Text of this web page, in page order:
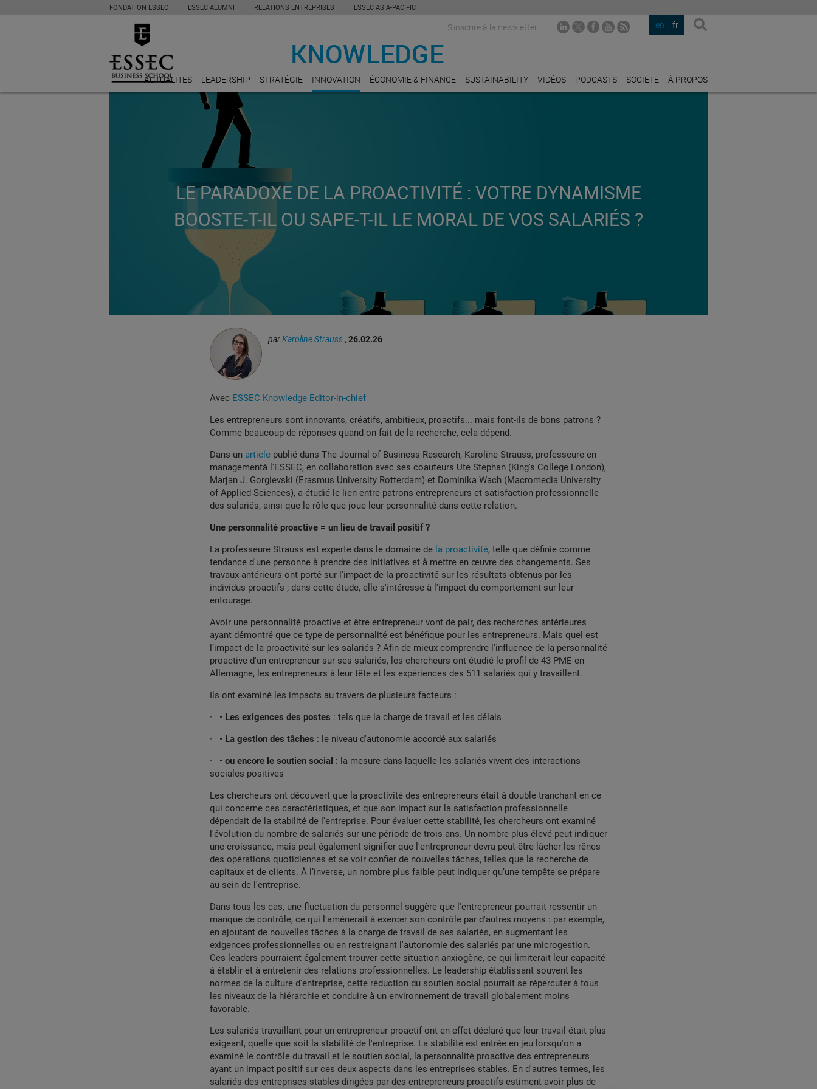
FONDATION ESSEC ESSEC ALUMNI RELATIONS ENTREPRISES ESSEC ASIA-PACIFIC
en fr
S'inscrire à la newsletter
ACTUALITÉS LEADERSHIP STRATÉGIE INNOVATION ÉCONOMIE & FINANCE SUSTAINABILITY VIDÉOS PODCASTS SOCIÉTÉ À PROPOS
LE PARADOXE DE LA PROACTIVITÉ : VOTRE DYNAMISME
BOOSTE-T-IL OU SAPE-T-IL LE MORAL DE VOS SALARIÉS ?
parKaroline Strauss , 26.02.26
Avec ESSEC Knowledge Editor-in-chief
Les entrepreneurs sont innovants, créatifs, ambitieux, proactifs... mais font-ils de bons patrons ?
Comme beaucoup de réponses quand on fait de la recherche, cela dépend.
Dans un article publié dans The Journal of Business Research, Karoline Strauss, professeure en
managementà l'ESSEC, en collaboration avec ses coauteurs Ute Stephan (King's College London),
Marjan J. Gorgievski (Erasmus University Rotterdam) et Dominika Wach (Macromedia University
of Applied Sciences), a étudié le lien entre patrons entrepreneurs et satisfaction professionnelle
des salariés, ainsi que le rôle que joue leur personnalité dans cette relation.
Une personnalité proactive = un lieu de travail positif ?
La professeure Strauss est experte dans le domaine de la proactivité, telle que définie comme
tendance d'une personne à prendre des initiatives et à mettre en œuvre des changements. Ses
travaux antérieurs ont porté sur l'impact de la proactivité sur les résultats obtenus par les
individus proactifs ; dans cette étude, elle s'intéresse à l'impact du comportement sur leur
entourage.
Avoir une personnalité proactive et être entrepreneur vont de pair, des recherches antérieures
ayant démontré que ce type de personnalité est bénéfique pour les entrepreneurs. Mais quel est
l’impact de la proactivité sur les salariés ? Afin de mieux comprendre l'influence de la personnalité
proactive d'un entrepreneur sur ses salariés, les chercheurs ont étudié le profil de 43 PME en
Allemagne, les entrepreneurs à leur tête et les expériences des 511 salariés qui y travaillent.
Ils ont examiné les impacts au travers de plusieurs facteurs :
· • Les exigences des postes : tels que la charge de travail et les délais
· • La gestion des tâches : le niveau d'autonomie accordé aux salariés
· • ou encore le soutien social : la mesure dans laquelle les salariés vivent des interactions
sociales positives
Les chercheurs ont découvert que la proactivité des entrepreneurs était à double tranchant en ce
qui concerne ces caractéristiques, et que son impact sur la satisfaction professionnelle
dépendait de la stabilité de l'entreprise. Pour évaluer cette stabilité, les chercheurs ont examiné
l'évolution du nombre de salariés sur une période de trois ans. Un nombre plus élevé peut indiquer
une croissance, mais peut également signifier que l'entrepreneur devra peut-être lâcher les rênes
des opérations quotidiennes et se voir confier de nouvelles tâches, telles que la recherche de
capitaux et de clients. À l’inverse, un nombre plus faible peut indiquer qu’une tempête se prépare
au sein de l'entreprise.
Dans tous les cas, une fluctuation du personnel suggère que l'entrepreneur pourrait ressentir un
manque de contrôle, ce qui l'amènerait à exercer son contrôle par d'autres moyens : par exemple,
en ajoutant de nouvelles tâches à la charge de travail de ses salariés, en augmentant les
exigences professionnelles ou en restreignant l'autonomie des salariés par une microgestion.
Ces leaders pourraient également trouver cette situation anxiogène, ce qui limiterait leur capacité
à établir et à entretenir des relations professionnelles. Le leadership établissant souvent les
normes de la culture d'entreprise, cette réduction du soutien social pourrait se répercuter à tous
les niveaux de la hiérarchie et conduire à un environnement de travail globalement moins
favorable.
Les salariés travaillant pour un entrepreneur proactif ont en effet déclaré que leur travail était plus
exigeant, quelle que soit la stabilité de l'entreprise. La stabilité est entrée en jeu lorsqu'on a
examiné le contrôle du travail et le soutien social, la personnalité proactive des entrepreneurs
ayant un impact positif sur ces deux aspects dans les entreprises stables. En d'autres termes, les
salariés des entreprises stables dirigées par des entrepreneurs proactifs estiment avoir plus de